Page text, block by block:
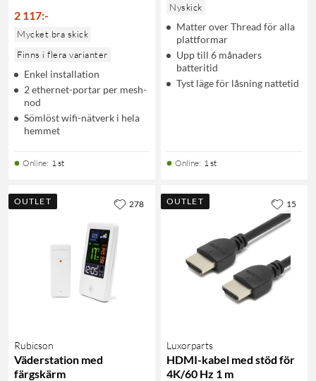
2 117:-
Mycket bra skick
Finns i flera varianter
Enkel installation
2 ethernet-portar per mesh-
nod
Sömlöst wifi-nätverk i hela
hemmet
Online: 1 st
Nyskick
Matter over Thread för alla
plattformar
Upp till 6 månaders
batteritid
Tyst läge för låsning nattetid
Online: 1 st
OUTLET
Rubicson
Väderstation med
färgskärm
278 OUTLET
Luxorparts
HDMI-kabel med stöd för
4K/60 Hz 1 m
15